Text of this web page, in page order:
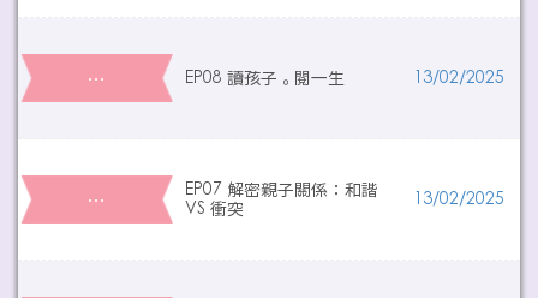
… EP08 讀孩子。閱一生 13/02/2025
…
EP07 解密親子關係：和諧
VS 衝突
13/02/2025